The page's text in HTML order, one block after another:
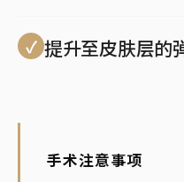
提升至皮肤层的
手术注意事项